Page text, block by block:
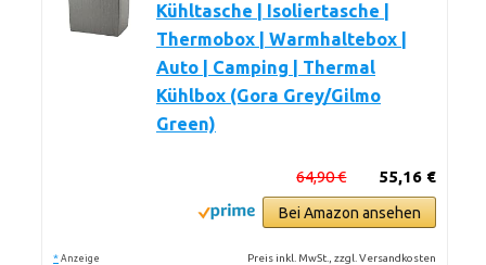
Kühltasche | Isoliertasche |
Thermobox | Warmhaltebox |
Auto | Camping | Thermal
Kühlbox (Gora Grey/Gilmo
Green)
55,16 €
64,90 €
Bei Amazon ansehen
* Anzeige Preis inkl. MwSt., zzgl. Versandkosten